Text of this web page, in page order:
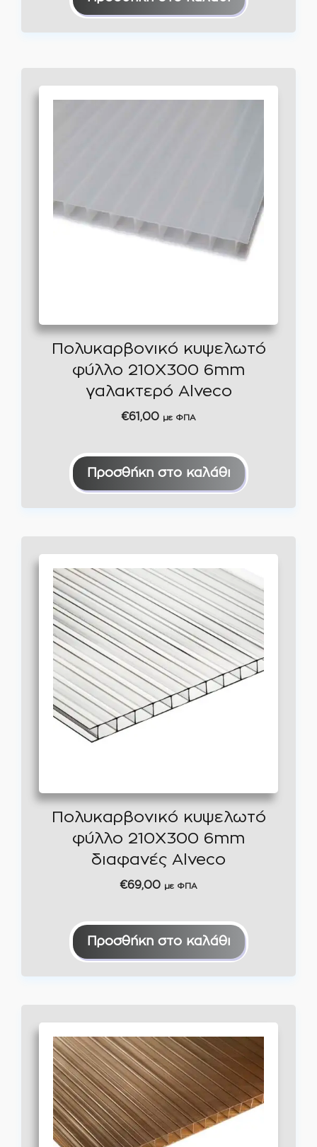
Πολυκαρβονικό κυψελωτό
φύλλο 210Χ300 6mm
γαλακτερό Alveco
€61,00 με ΦΠΑ
Προσθήκη στο καλάθι
Πολυκαρβονικό κυψελωτό
φύλλο 210Χ300 6mm
διαφανές Alveco
€69,00 με ΦΠΑ
Προσθήκη στο καλάθι